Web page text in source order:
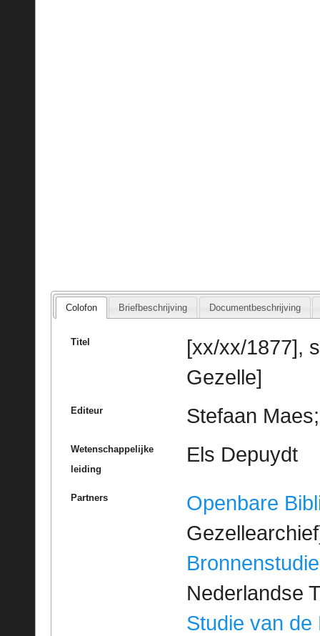
Colofon Briefbeschrijving Documentbeschrijving
Titel
[xx/xx/1877],
Gezelle]
Editeur Stefaan
Wetenschappelijke
leiding
Els Depuydt
Partners
Openbare
Bronnenstudie
Nederlandse
Studie van de